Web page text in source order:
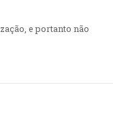
e portanto não